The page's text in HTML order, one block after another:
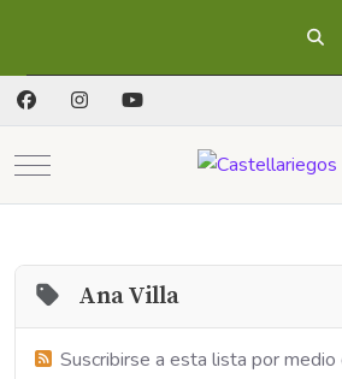
Mobile Menu Toggle
Ana Villa
Suscribirse a esta lista por medio